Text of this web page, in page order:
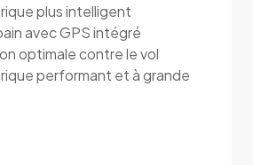
plus intelligent
avec GPS intégré
optimale contre le vol
performant et à grande